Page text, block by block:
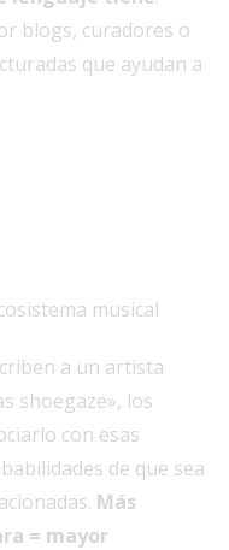
blogs, curadores o
que ayudan a
musical
a un artista
shoegaze», los
con esas
de que sea
Más
= mayor